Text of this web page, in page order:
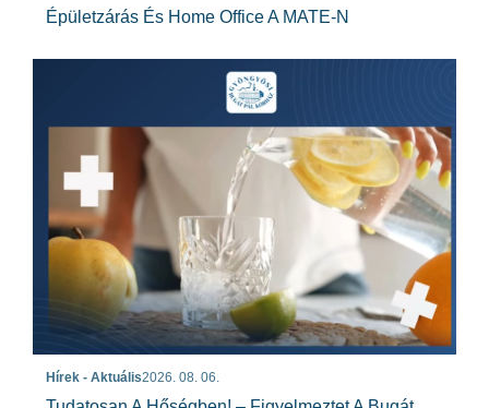
Épületzárás És Home Office A MATE-N
Hírek - Aktuális2026. 08. 06.